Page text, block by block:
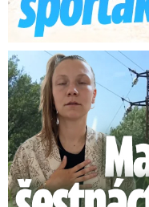
Smrtelný pád chlapce: